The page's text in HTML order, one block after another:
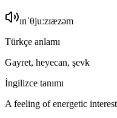
ɪnˈθjuːzɪæzəm
Türkçe anlamı
Gayret, heyecan, şevk
İngilizce tanımı
A feeling of energetic interest